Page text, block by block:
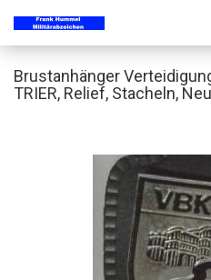
Brustanhänger
TRIER, Relief, Stacheln,